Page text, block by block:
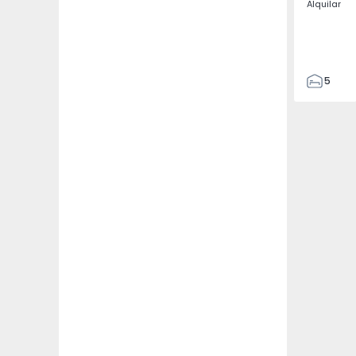
Alquilar
5